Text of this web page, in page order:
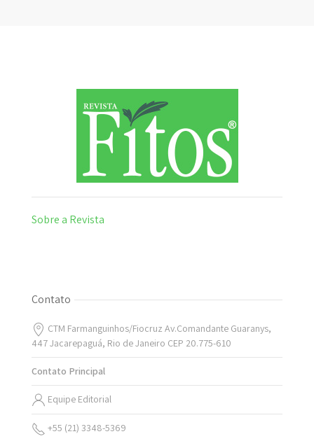
Sobre a Revista
Contato
CTM Farmanguinhos/Fiocruz Av.Comandante Guaranys,
447 Jacarepaguá, Rio de Janeiro CEP 20.775-610
Contato Principal
Equipe Editorial
+55 (21) 3348-5369